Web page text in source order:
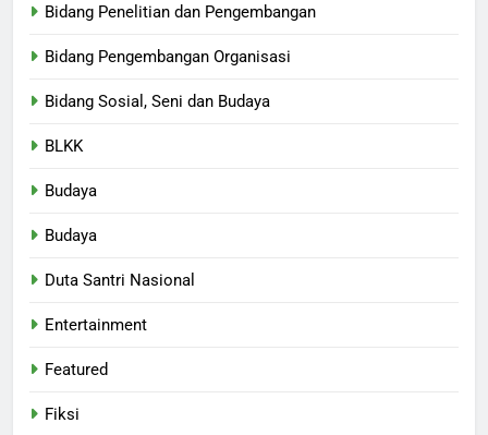
Bidang Penelitian dan Pengembangan
Bidang Pengembangan Organisasi
Bidang Sosial, Seni dan Budaya
BLKK
Budaya
Budaya
Duta Santri Nasional
Entertainment
Featured
Fiksi